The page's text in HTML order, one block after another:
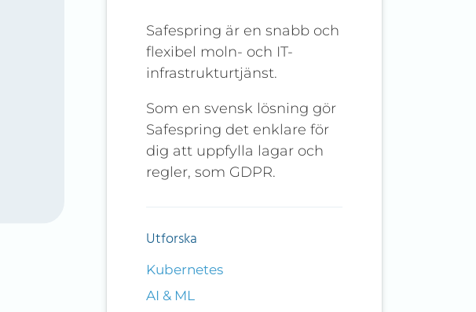
Safespring är en snabb och
flexibel moln- och IT-
infrastrukturtjänst.
Som en svensk lösning gör
Safespring det enklare för
dig att uppfylla lagar och
regler, som GDPR.
Utforska
Kubernetes
AI & ML